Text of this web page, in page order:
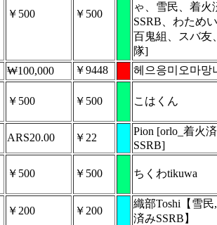
￥500 ￥500
ゃ、雪民、着火
SSRB、わため
百鬼組、スバ友
隊]
₩100,000 ￥9448 헤으응미오마망
￥500 ￥500 こはくん
ARS20.00 ￥22
Pion [orlo_着火
SSRB]
￥500 ￥500 ちくわtikuwa
￥200 ￥200
織部Toshi【雪民
済みSSRB】